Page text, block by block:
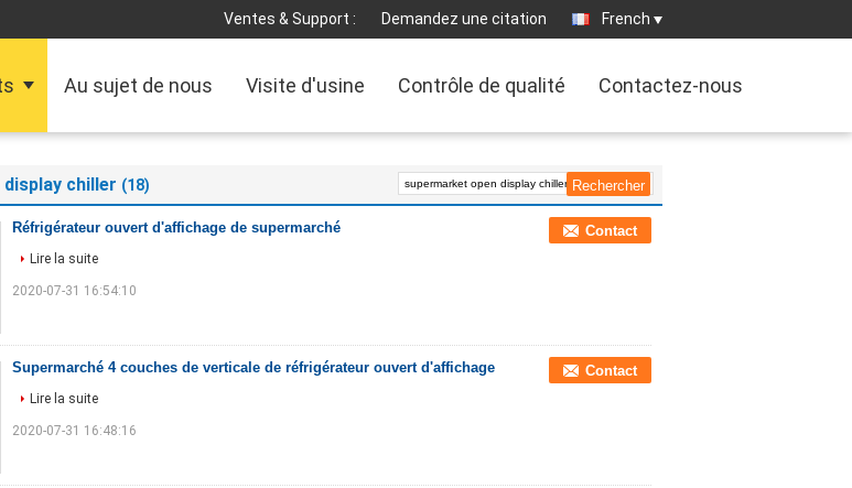
Ventes & Support : Demandez une citation French
Au sujet de nous Visite d'usine Contrôle de qualité Contactez-nous
chiller (18)
Réfrigérateur ouvert d'affichage de supermarché Contact
Lire la suite
2020-07-31 16:54:10
Supermarché 4 couches de verticale de réfrigérateur ouvert d'affichage Contact
Lire la suite
2020-07-31 16:48:16